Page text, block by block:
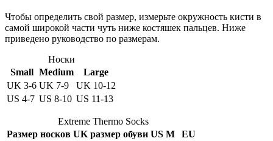
Чтобы определить свой размер, измерьте окружность кисти в
самой широкой части чуть ниже костяшек пальцев. Ниже
приведено руководство по размерам.
Носки
Small Medium
Large
UK 3-6 UK 7-9
UK 10-12
US 4-7 US 8-10 US 11-13
Extreme Thermo Socks
Размер носков UK размер обуви US M
EU